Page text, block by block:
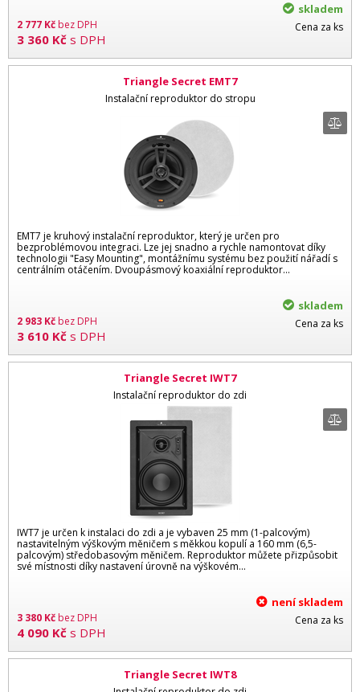
2 777 Kčbez DPH
3 360 Kč s DPH
skladem
Cena za ks
Triangle Secret EMT7
Instalační reproduktor do stropu
EMT7 je kruhový instalační reproduktor, který je určen pro
bezproblémovou integraci. Lze jej snadno a rychle namontovat díky
technologii "Easy Mounting", montážnímu systému bez použití nářadí s
centrálním otáčením. Dvoupásmový koaxiální reproduktor...
2 983 Kčbez DPH
3 610 Kč s DPH
skladem
Cena za ks
Triangle Secret IWT7
Instalační reproduktor do zdi
IWT7 je určen k instalaci do zdi a je vybaven 25 mm (1-palcovým)
nastavitelným výškovým měničem s měkkou kopulí a 160 mm (6,5-
palcovým) středobasovým měničem. Reproduktor můžete přizpůsobit
své místnosti díky nastavení úrovně na výškovém...
3 380 Kčbez DPH
4 090 Kč s DPH
není skladem
Cena za ks
Triangle Secret IWT8